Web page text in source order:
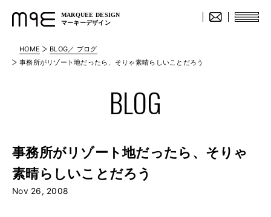
MARQUEE DESIGN
マーキーデザイン
HOME
BLOG／ ブログ
事務所がリゾート地だったら、そりゃ素晴らしいことだろう
BLOG
事務所がリゾート地だったら、そりゃ
素晴らしいことだろう
Nov 26, 2008